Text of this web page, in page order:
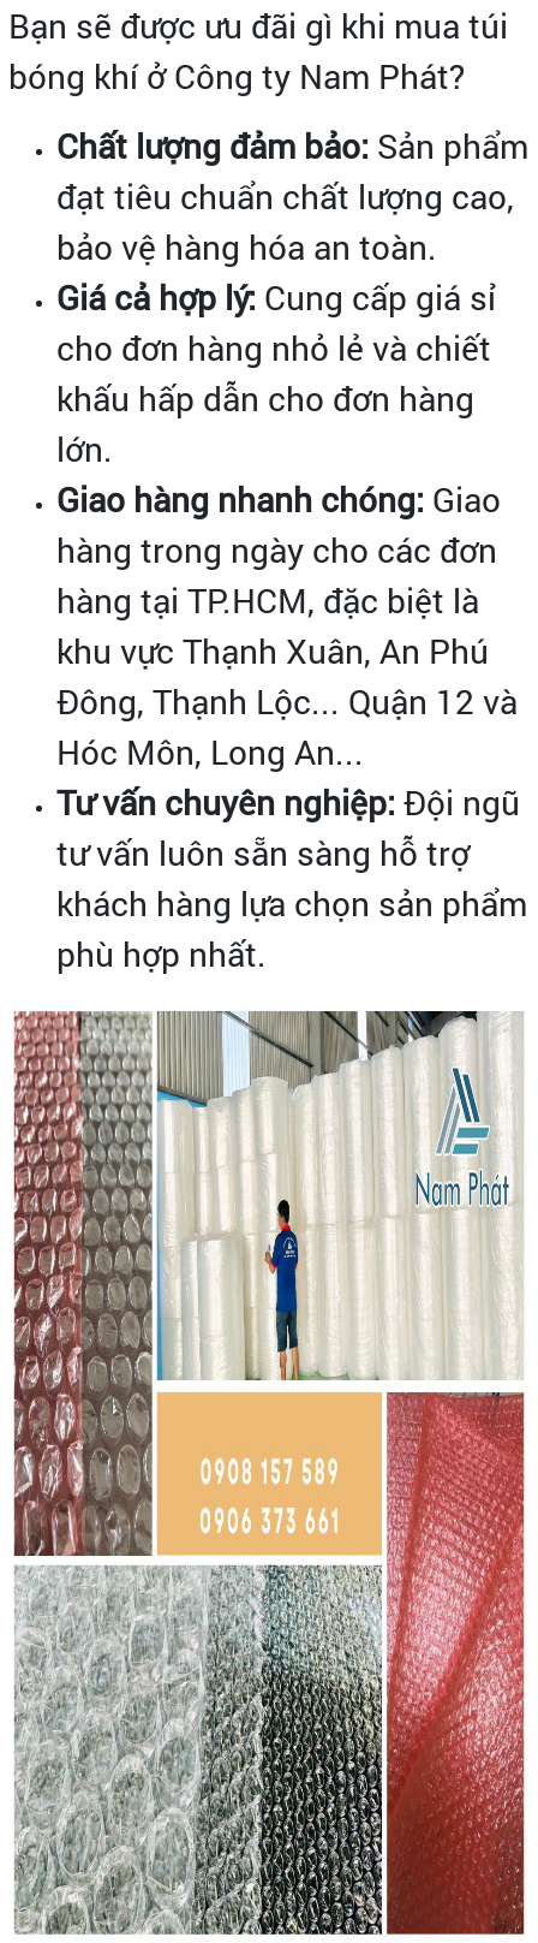
Bạn sẽ được ưu đãi gì khi mua túi
bóng khí ở Công ty Nam Phát?
Chất lượng đảm bảo: Sản phẩm
đạt tiêu chuẩn chất lượng cao,
bảo vệ hàng hóa an toàn.
Giá cả hợp lý: Cung cấp giá sỉ
cho đơn hàng nhỏ lẻ và chiết
khấu hấp dẫn cho đơn hàng
lớn.
Giao hàng nhanh chóng: Giao
hàng trong ngày cho các đơn
hàng tại TP.HCM, đặc biệt là
khu vực Thạnh Xuân, An Phú
Đông, Thạnh Lộc... Quận 12 và
Hóc Môn, Long An...
Tư vấn chuyên nghiệp: Đội ngũ
tư vấn luôn sẵn sàng hỗ trợ
khách hàng lựa chọn sản phẩm
phù hợp nhất.